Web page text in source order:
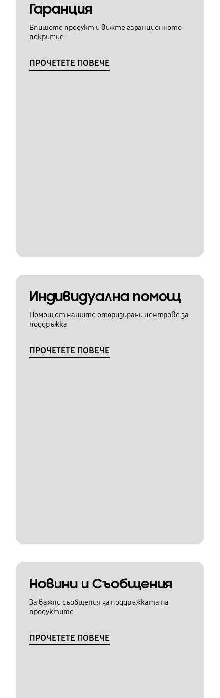
Гаранция
Впишете продукт и вижте гаранционното
покритие
ПРОЧЕТЕТЕ ПОВЕЧЕ
Индивидуална помощ
Помощ от нашите оторизирани центрове за
поддръжка
ПРОЧЕТЕТЕ ПОВЕЧЕ
Новини и Съобщения
За важни съобщения за поддръжката на
продуктите
ПРОЧЕТЕТЕ ПОВЕЧЕ